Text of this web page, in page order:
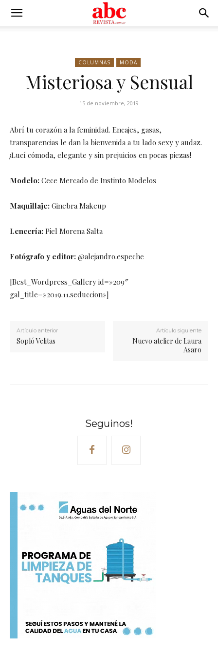
COLUMNAS MODA
Misteriosa y Sensual
15 de noviembre, 2019
Abrí tu corazón a la feminidad. Encajes, gasas,
transparencias le dan la bienvenida a tu lado sexy y audaz.
¡Lucí cómoda, elegante y sin prejuicios en pocas piezas!
Modelo: Cece Mercado de Instinto Modelos
Maquillaje: Ginebra Makeup
Lencería: Piel Morena Salta
Fotógrafo y editor: @alejandro.espeche
[Best_Wordpress_Gallery id=»209″
gal_title=»2019.11.seduccion»]
Artículo anterior
Sopló Velitas
Artículo siguiente
Nuevo atelier de Laura
Asaro
Seguinos!